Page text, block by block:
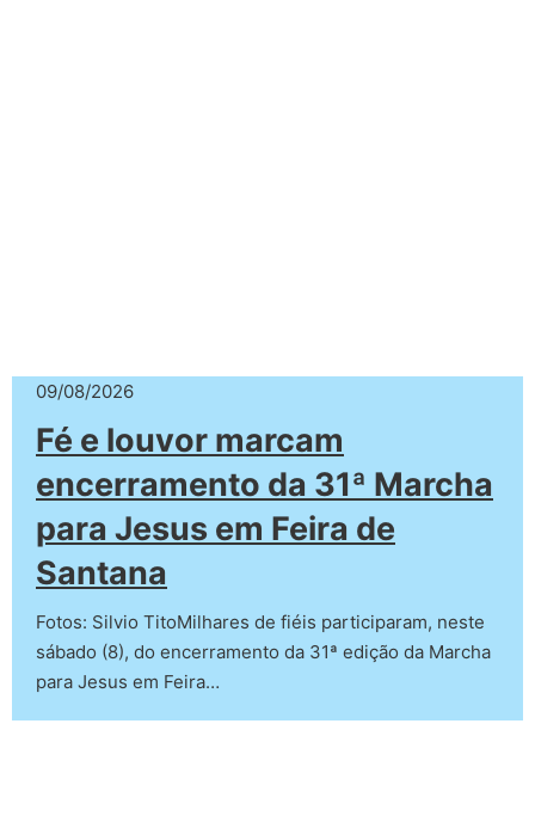
09/08/2026
Fé e louvor marcam
encerramento da 31ª Marcha
para Jesus em Feira de
Santana
Fotos: Silvio TitoMilhares de fiéis participaram, neste
sábado (8), do encerramento da 31ª edição da Marcha
para Jesus em Feira…